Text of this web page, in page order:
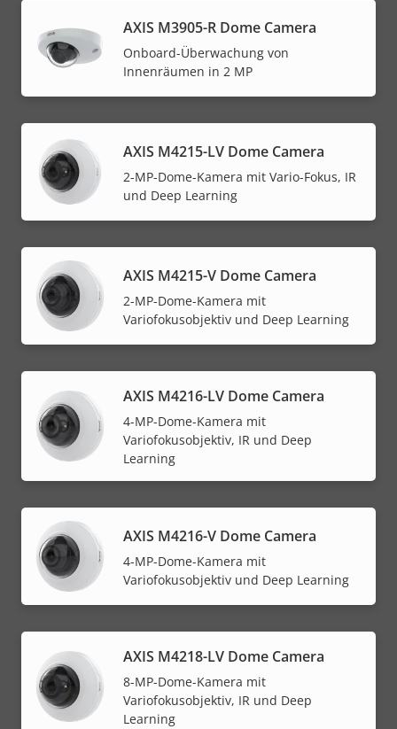
AXIS M3905-R Dome Camera
Onboard-Überwachung von
Innenräumen in 2 MP
AXIS M4215-LV Dome Camera
2-MP-Dome-Kamera mit Vario-Fokus, IR
und Deep Learning
AXIS M4215-V Dome Camera
2-MP-Dome-Kamera mit
Variofokusobjektiv und Deep Learning
AXIS M4216-LV Dome Camera
4-MP-Dome-Kamera mit
Variofokusobjektiv, IR und Deep
Learning
AXIS M4216-V Dome Camera
4-MP-Dome-Kamera mit
Variofokusobjektiv und Deep Learning
AXIS M4218-LV Dome Camera
8-MP-Dome-Kamera mit
Variofokusobjektiv, IR und Deep
Learning